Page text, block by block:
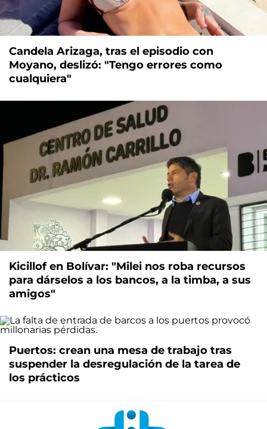
Candela Arizaga, tras el episodio con
Moyano, deslizó: "Tengo errores como
cualquiera"
Kicillof en Bolívar: "Milei nos roba recursos
para dárselos a los bancos, a la timba, a sus
amigos"
Puertos: crean una mesa de trabajo tras
suspender la desregulación de la tarea de
los prácticos